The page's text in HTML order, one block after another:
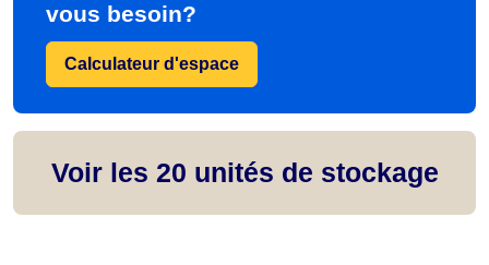
vous besoin?
Calculateur d'espace
Voir les 20 unités de stockage